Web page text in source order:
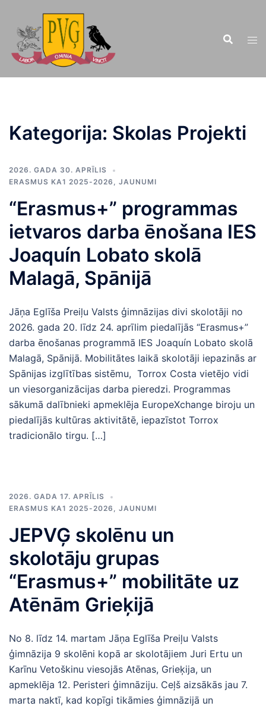
saturu
Kategorija: Skolas Projekti
2026. GADA 30. APRĪLIS
ERASMUS KA1 2025-2026 , JAUNUMI
“Erasmus+” programmas
ietvaros darba ēnošana IES
Joaquín Lobato skolā
Malagā, Spānijā
Jāņa Eglīša Preiļu Valsts ģimnāzijas divi skolotāji no
2026. gada 20. līdz 24. aprīlim piedalījās “Erasmus+”
darba ēnošanas programmā IES Joaquín Lobato skolā
Malagā, Spānijā. Mobilitātes laikā skolotāji iepazinās ar
Spānijas izglītības sistēmu, Torrox Costa vietējo vidi
un viesorganizācijas darba pieredzi. Programmas
sākumā dalībnieki apmeklēja EuropeXchange biroju un
piedalījās kultūras aktivitātē, iepazīstot Torrox
tradicionālo tirgu. […]
2026. GADA 17. APRĪLIS
ERASMUS KA1 2025-2026 , JAUNUMI
JEPVĢ skolēnu un
skolotāju grupas
“Erasmus+” mobilitāte uz
Atēnām Grieķijā
No 8. līdz 14. martam Jāņa Eglīša Preiļu Valsts
ģimnāzija 9 skolēni kopā ar skolotājiem Juri Ertu un
Karīnu Vetoškinu viesojās Atēnas, Grieķija, un
apmeklēja 12. Peristeri ģimnāziju. Ceļš aizsākās jau 7.
marta naktī, kad kopīgi tikāmies ģimnāzijā un